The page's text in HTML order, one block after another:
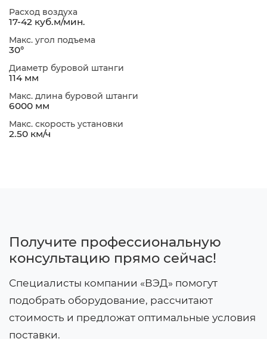
Расход воздуха
17-42 куб.м/мин.
Макс. угол подъема
30°
Диаметр буровой штанги
114 мм
Макс. длина буровой штанги
6000 мм
Макс. скорость установки
2.50 км/ч
Получите профессиональную
консультацию прямо сейчас!
Специалисты компании «ВЭД» помогут
подобрать оборудование, рассчитают
стоимость и предложат оптимальные условия
поставки.